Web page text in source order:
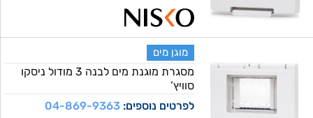
מוגן מים
מסגרת מוגנת מים לבנה 3 מודול ניסקו
סוויץ’
לפרטים נוספים:04-869-9363